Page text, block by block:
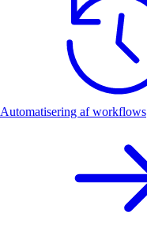
Automatisering af workflows